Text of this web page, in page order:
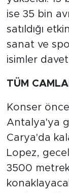
ise 35 bin
satıldığı
sanat ve
isimler
TÜM
Konser
Antalya'ya
Carya'da
Lopez,
3500